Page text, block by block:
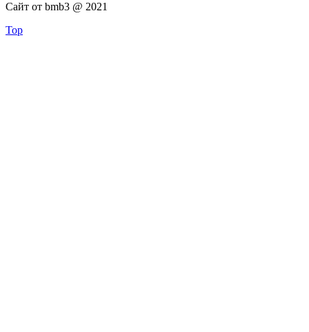
Сайт от bmb3 @ 2021
Top